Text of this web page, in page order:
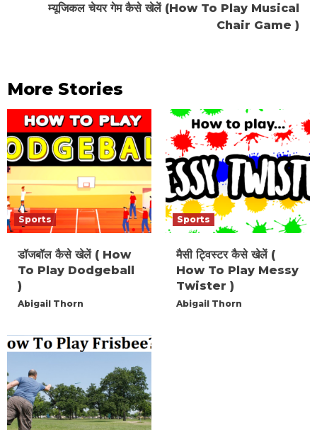
म्यूजिकल चेयर गेम कैसे खेलें (How To Play Musical
Chair Game )
More Stories
Sports
डॉजबॉल कैसे खेलें ( How
To Play Dodgeball
)
Abigail Thorn
Sports
मैसी ट्विस्टर कैसे खेलें (
How To Play Messy
Twister )
Abigail Thorn